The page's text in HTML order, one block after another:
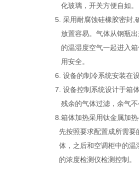
化玻璃，开关方便自如。
5. 采用耐腐蚀硅橡胶密封,
放置容易。气体从钢瓶
的温湿度空气一起进入
用安全。
6. 设备的制冷系统安装在
7. 设备控制系统设计于箱
残余的气体过滤，余气
8.箱体加热采用钛金属加
先按照要求配置成所需
体，之后和空调柜中的
的浓度检测仪检测控制。